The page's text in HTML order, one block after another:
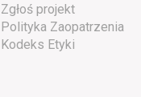
Zgłoś projekt
Polityka Zaopatrzenia
Kodeks Etyki